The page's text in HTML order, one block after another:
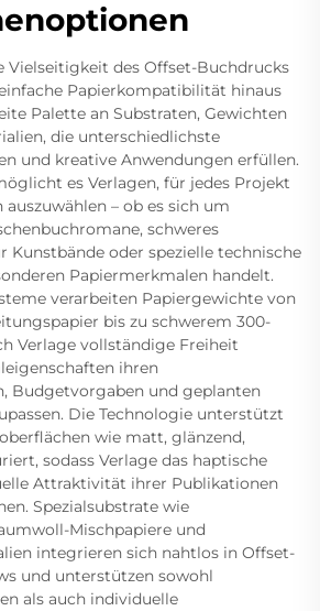
Vielseitigkeit des Offset-Buchdrucks
Papierkompatibilität hinaus
Palette an Substraten, Gewichten
die unterschiedlichste
und kreative Anwendungen erfüllen.
es Verlagen, für jedes Projekt
– ob es sich um
schweres
Kunstbände oder spezielle technische
Papiermerkmalen handelt.
verarbeiten Papiergewichte von
bis zu schwerem 300-
Verlage vollständige Freiheit
ihren
Budgetvorgaben und geplanten
Die Technologie unterstützt
wie matt, glänzend,
sodass Verlage das haptische
Attraktivität ihrer Publikationen
Spezialsubstrate wie
Mischpapiere und
integrieren sich nahtlos in Offset-
und unterstützen sowohl
als auch individuelle